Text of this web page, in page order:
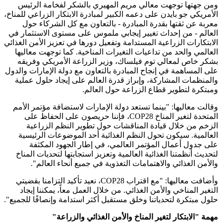
ومن جهتها توجهت معالي مريم المهيري بالشكر لفخامة الرئيس
الأمريكي جو بايدن على دعمه الكبير لمبادرة الابتكار الزراعي للمناخ،
معربة عن ثقتها بقدرة المبادرة - بالتعاون مع كل الشركاء حول
العالم - من إحداث تغيير إيجابي ملموس على مستوى الاستثمار في
الابتكارات الزراعية المستدامة وتفعيل دورها في تعزيز الأمن الغذائي
العالمي والحد من تداعيات التغيرات المناخية. كما توجهت معاليها
بشكر خاص لمعالي توم فيلساك، وزير الزراعة الأمريكي وفريقه
على المساهمة في إنجاح المبادرة بالتعاون مع دولة الإمارات والدول
والمنظمات المشاركة، وإبراز قدرة العالم على إيجاد حلول عملية
ومبتكرة لتطوير قطاع الزراعة حول العالم.
وقالت معاليها: "بينما تستعد دولة الإمارات لاستضافة مؤتمر الأمم
المتحدة لتغير المناخ COP28، فإننا حريصون على الحفاظ على
الزخم من خلال قيادة المناقشات حول تطوير النظم الزراعية
العالمية. سيكون تحول النظم الغذائية أحد الموضوعات الرئيسية
على جدول أعمال المؤتمر العالمي، في إطار الجهود المكثفة
لتحديث أنظمتنا الغذائية العالمية وتعزيز استجابتها لتحديات المناخ
والأمن الغذائي والاهتمامات التغذوية في جميع أنحاء العالم".
وأضافت معاليها: "مع اقتراب COP28، نعيد تأكيد التزامنا بقضيتي
التغير المناخي والأمن الغذائي. من خلال العمل معاً، يمكننا إيجاد
حلول مبتكرة لتحدياتنا وخلق مستقبل أكثر استدامة وإنصافًا للجميع".
مهمة "الابتكار لتغير المناخ والأمن الغذائي والزراعة"